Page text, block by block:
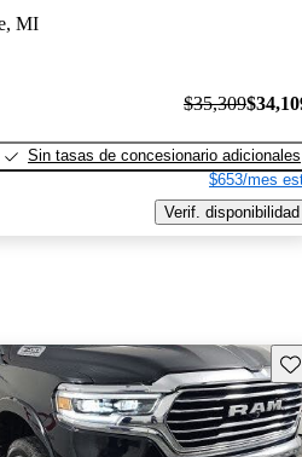
MI
$35,309
Sin tasas de concesionario adicionales
$653/mes
Verif. disponibilidad